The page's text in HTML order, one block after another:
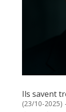
Ils savent
(23/10-2025)